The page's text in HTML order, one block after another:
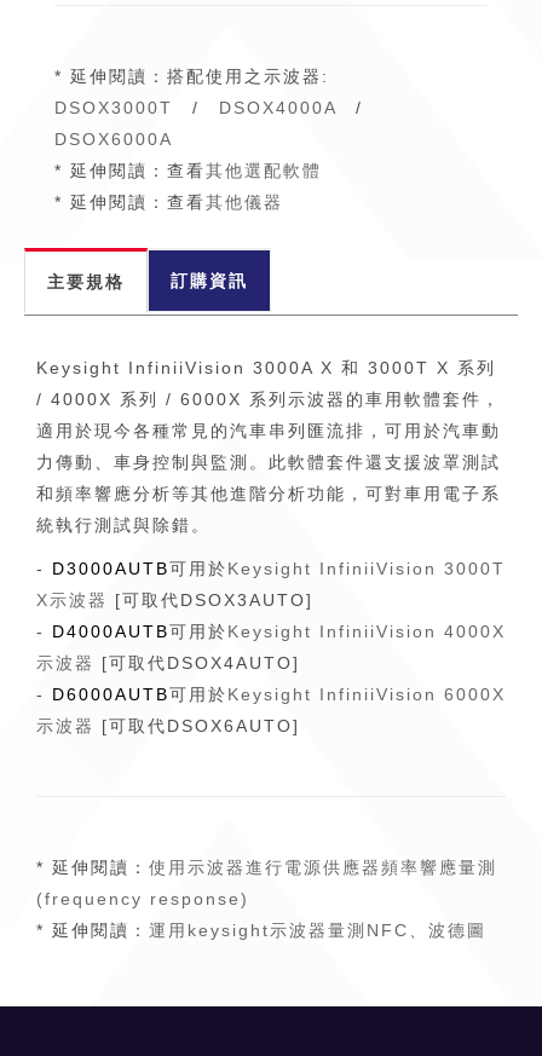
* 延伸閱讀：搭配使用之示波器:
DSOX3000T
/ DSOX4000A /
DSOX6000A
* 延伸閱讀：查看其他選配軟體
* 延伸閱讀：查看其他儀器
主要規格 訂購資訊
Keysight InfiniiVision 3000A X 和 3000T X 系列
/ 4000X 系列 / 6000X 系列示波器的車用軟體套件，
適用於現今各種常見的汽車串列匯流排，可用於汽車動
力傳動、車身控制與監測。此軟體套件還支援波罩測試
和頻率響應分析等其他進階分析功能，可對車用電子系
統執行測試與除錯。
- D3000AUTB可用於Keysight InfiniiVision 3000T
X示波器
[可取代DSOX3AUTO]
- D4000AUTB可用於Keysight InfiniiVision 4000X
示波器
[可取代DSOX4AUTO]
- D6000AUTB可用於Keysight InfiniiVision 6000X
示波器
[可取代DSOX6AUTO]
* 延伸閱讀： 使用示波器進行電源供應器頻率響應量測
(frequency response)
* 延伸閱讀： 運用keysight示波器量測NFC、波德圖